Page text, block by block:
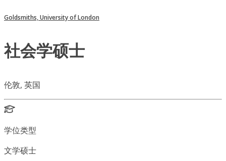
Goldsmiths, University of London
社会学硕士
伦敦, 英国
学位类型
文学硕士